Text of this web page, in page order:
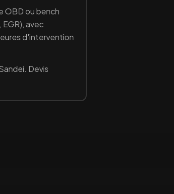
OBD ou bench
EGR), avec
d'intervention
. Devis